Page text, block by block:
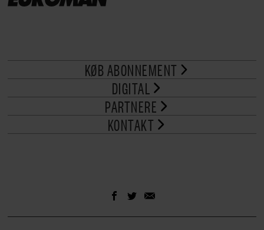
KØB ABONNEMENT
DIGITAL
PARTNERE
KONTAKT